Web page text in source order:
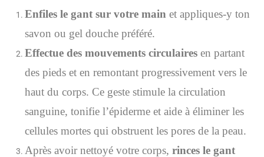
Enfiles le gant sur votre main et appliques-y ton
savon ou gel douche préféré.
Effectue des mouvements circulaires en partant
des pieds et en remontant progressivement vers le
haut du corps. Ce geste stimule la circulation
sanguine, tonifie l’épiderme et aide à éliminer les
cellules mortes qui obstruent les pores de la peau.
Après avoir nettoyé votre corps,rinces le gant